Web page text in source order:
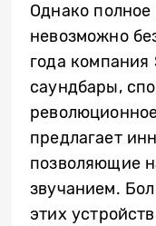
Однако
невозможно
года компания
саундбары,
предлагает
позволяющие
звучанием.
этих